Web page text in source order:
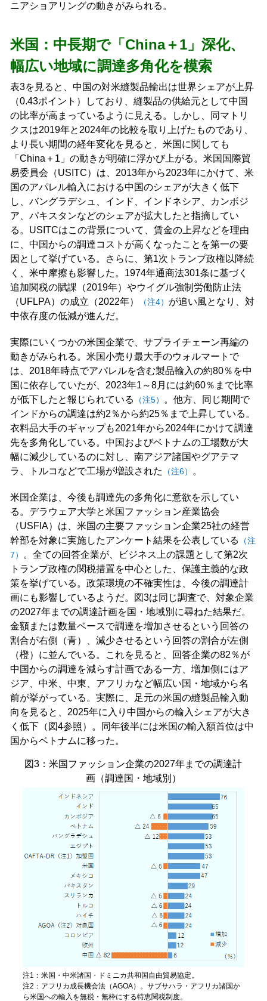
ニアショアリングの動きがみられる。
米国：中長期で「China＋1」深化、
幅広い地域に調達多角化を模索
表3を見ると、中国の対米縫製品輸出は世界シェアが上昇
（0.43ポイント）しており、縫製品の供給元として中国
の比率が高まっているように見える。しかし、同マトリ
クスは2019年と2024年の比較を取り上げたものであり、
より長い期間の経年変化を見ると、米国に関しても
「China＋1」の動きが明確に浮かび上がる。米国国際貿
易委員会（USITC）は、2013年から2023年にかけて、米
国のアパレル輸入における中国のシェアが大きく低下
し、バングラデシュ、インド、インドネシア、カンボジ
ア、パキスタンなどのシェアが拡大したと指摘してい
る。USITCはこの背景について、賃金の上昇などを理由
に、中国からの調達コストが高くなったことを第一の要
因として挙げている。さらに、第1次トランプ政権以降続
く、米中摩擦も影響した。1974年通商法301条に基づく
追加関税の賦課（2019年）やウイグル強制労働防止法
（UFLPA）の成立（2022年）
（注4） が追い風となり、対
中依存度の低減が進んだ。
実際にいくつかの米国企業で、サプライチェーン再編の
動きがみられる。米国小売り最大手のウォルマートで
は、2018年時点でアパレルを含む製品輸入の約80％を中
国に依存していたが、2023年1～8月には約60％まで比率
が低下したと報じられている
（注5）
。他方、同じ期間で
インドからの調達は約2％から約25％まで上昇している。
衣料品大手のギャップも2021年から2024年にかけて調達
先を多角化している。中国およびベトナムの工場数が大
幅に減少しているのに対し、南アジア諸国やグアテマ
ラ、トルコなどで工場が増設された
（注6） 。
米国企業は、今後も調達先の多角化に意欲を示してい
る。デラウェア大学と米国ファッション産業協会
（USFIA）は、米国の主要ファッション企業25社の経営
幹部を対象に実施したアンケート結果を公表している
（注
7）
。全ての回答企業が、ビジネス上の課題として第2次
トランプ政権の関税措置を中心とした、保護主義的な政
策を挙げている。政策環境の不確実性は、今後の調達計
画にも影響しているようだ。図3は同じ調査で、対象企業
の2027年までの調達計画を国・地域別に尋ねた結果だ。
金額または数量ベースで調達を増加させるという回答の
割合が右側（青）、減少させるという回答の割合が左側
（橙）に並んでいる。これを見ると、回答企業の82％が
中国からの調達を減らす計画である一方、増加側にはア
ジア、中米、中東、アフリカなど幅広い国・地域から名
前が挙がっている。実際に、足元の米国の縫製品輸入動
向を見ると、2025年に入り中国からの輸入シェアが大き
く低下（図4参照）。同年後半には米国の輸入額首位は中
国からベトナムに移った。
図3：米国ファッション企業の2027年までの調達計
画（調達国・地域別）
注1：米国・中米諸国・ドミニカ共和国自由貿易協定。
注2：アフリカ成長機会法（AGOA）。サブサハラ・アフリカ諸国か
ら米国への輸入を無税・無枠にする特恵関税制度。